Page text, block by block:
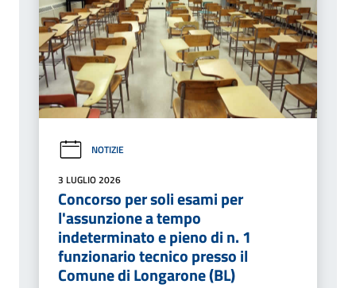
NOTIZIE
3 LUGLIO 2026
Concorso per soli esami per
l'assunzione a tempo
indeterminato e pieno di n. 1
funzionario tecnico presso il
Comune di Longarone (BL)